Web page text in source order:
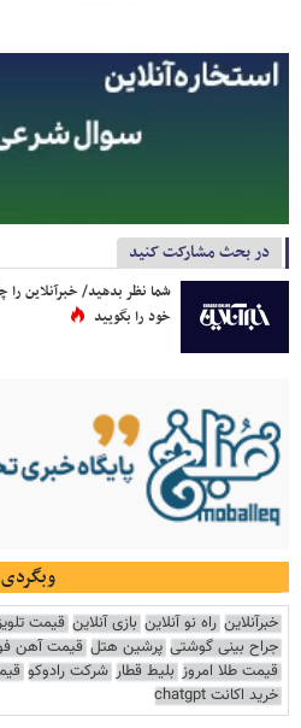
در بحث مشارکت کنید
شما نظر بدهید/ خبرآنلاین را
خود را بگویید
وبگردی
خبرآنلاین راه نو آنلاین بازی آنلاین قیمت
جراح بینی گوشتی پرشین هتل قیمت آهن
قیمت طلا امروز بلیط قطار شرکت رادوکو
خرید اکانت chatgpt